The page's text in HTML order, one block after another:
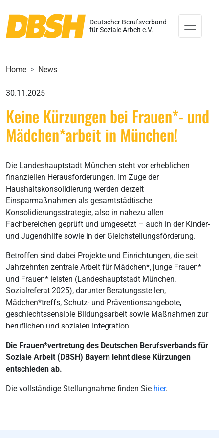
Deutscher Berufsverband
für Soziale Arbeit e.V.
Home News
30.11.2025
Keine Kürzungen bei Frauen*- und
Mädchen*arbeit in München!
Die Landeshauptstadt München steht vor erheblichen
finanziellen Herausforderungen. Im Zuge der
Haushaltskonsolidierung werden derzeit
Einsparmaßnahmen als gesamtstädtische
Konsolidierungsstrategie, also in nahezu allen
Fachbereichen geprüft und umgesetzt – auch in der Kinder-
und Jugendhilfe sowie in der Gleichstellungsförderung.
Betroffen sind dabei Projekte und Einrichtungen, die seit
Jahrzehnten zentrale Arbeit für Mädchen*, junge Frauen*
und Frauen* leisten (Landeshauptstadt München,
Sozialreferat 2025), darunter Beratungsstellen,
Mädchen*treffs, Schutz- und Präventionsangebote,
geschlechtssensible Bildungsarbeit sowie Maßnahmen zur
beruflichen und sozialen Integration.
Die Frauen*vertretung des Deutschen Berufsverbands für
Soziale Arbeit (DBSH) Bayern lehnt diese Kürzungen
entschieden ab.
Die vollständige Stellungnahme finden Sie hier.